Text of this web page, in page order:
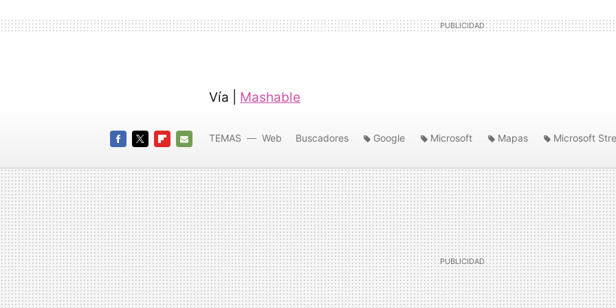
Vía | Mashable
MAIL
TEMAS Web Buscadores Google Microsoft Mapas Microsoft